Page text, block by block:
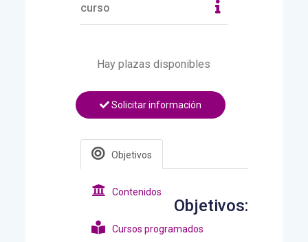
curso
Hay plazas disponibles
Solicitar información
Objetivos
Contenidos
Cursos programados
Objetivos: